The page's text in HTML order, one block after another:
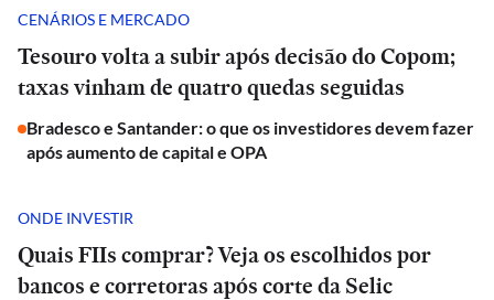
CENÁRIOS E MERCADO
Tesouro volta a subir após decisão do Copom;
taxas vinham de quatro quedas seguidas
Bradesco e Santander: o que os investidores devem fazer
após aumento de capital e OPA
ONDE INVESTIR
Quais FIIs comprar? Veja os escolhidos por
bancos e corretoras após corte da Selic